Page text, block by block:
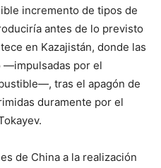
incremento de tipos de
antes de lo previsto
en Kazajistán, donde las
—impulsadas por el
tras el apagón de
duramente por el
de China a la realización